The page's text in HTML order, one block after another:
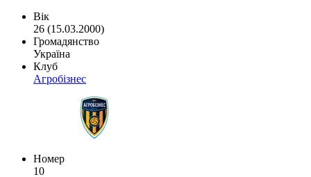
Вік
26 (15.03.2000)
Громадянство
Україна
Клуб
Агробізнес
Номер
10